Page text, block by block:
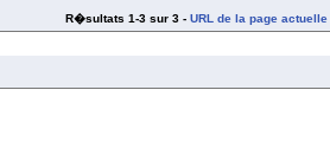
R�sultats 1-3 sur 3 - URL de la page actuelle